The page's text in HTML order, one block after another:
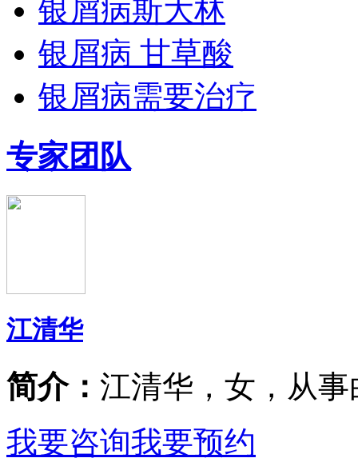
银屑病斯大林
银屑病 甘草酸
银屑病需要治疗
专家团队
江清华
简介： 江清华，女，从事
我要咨询我要预约